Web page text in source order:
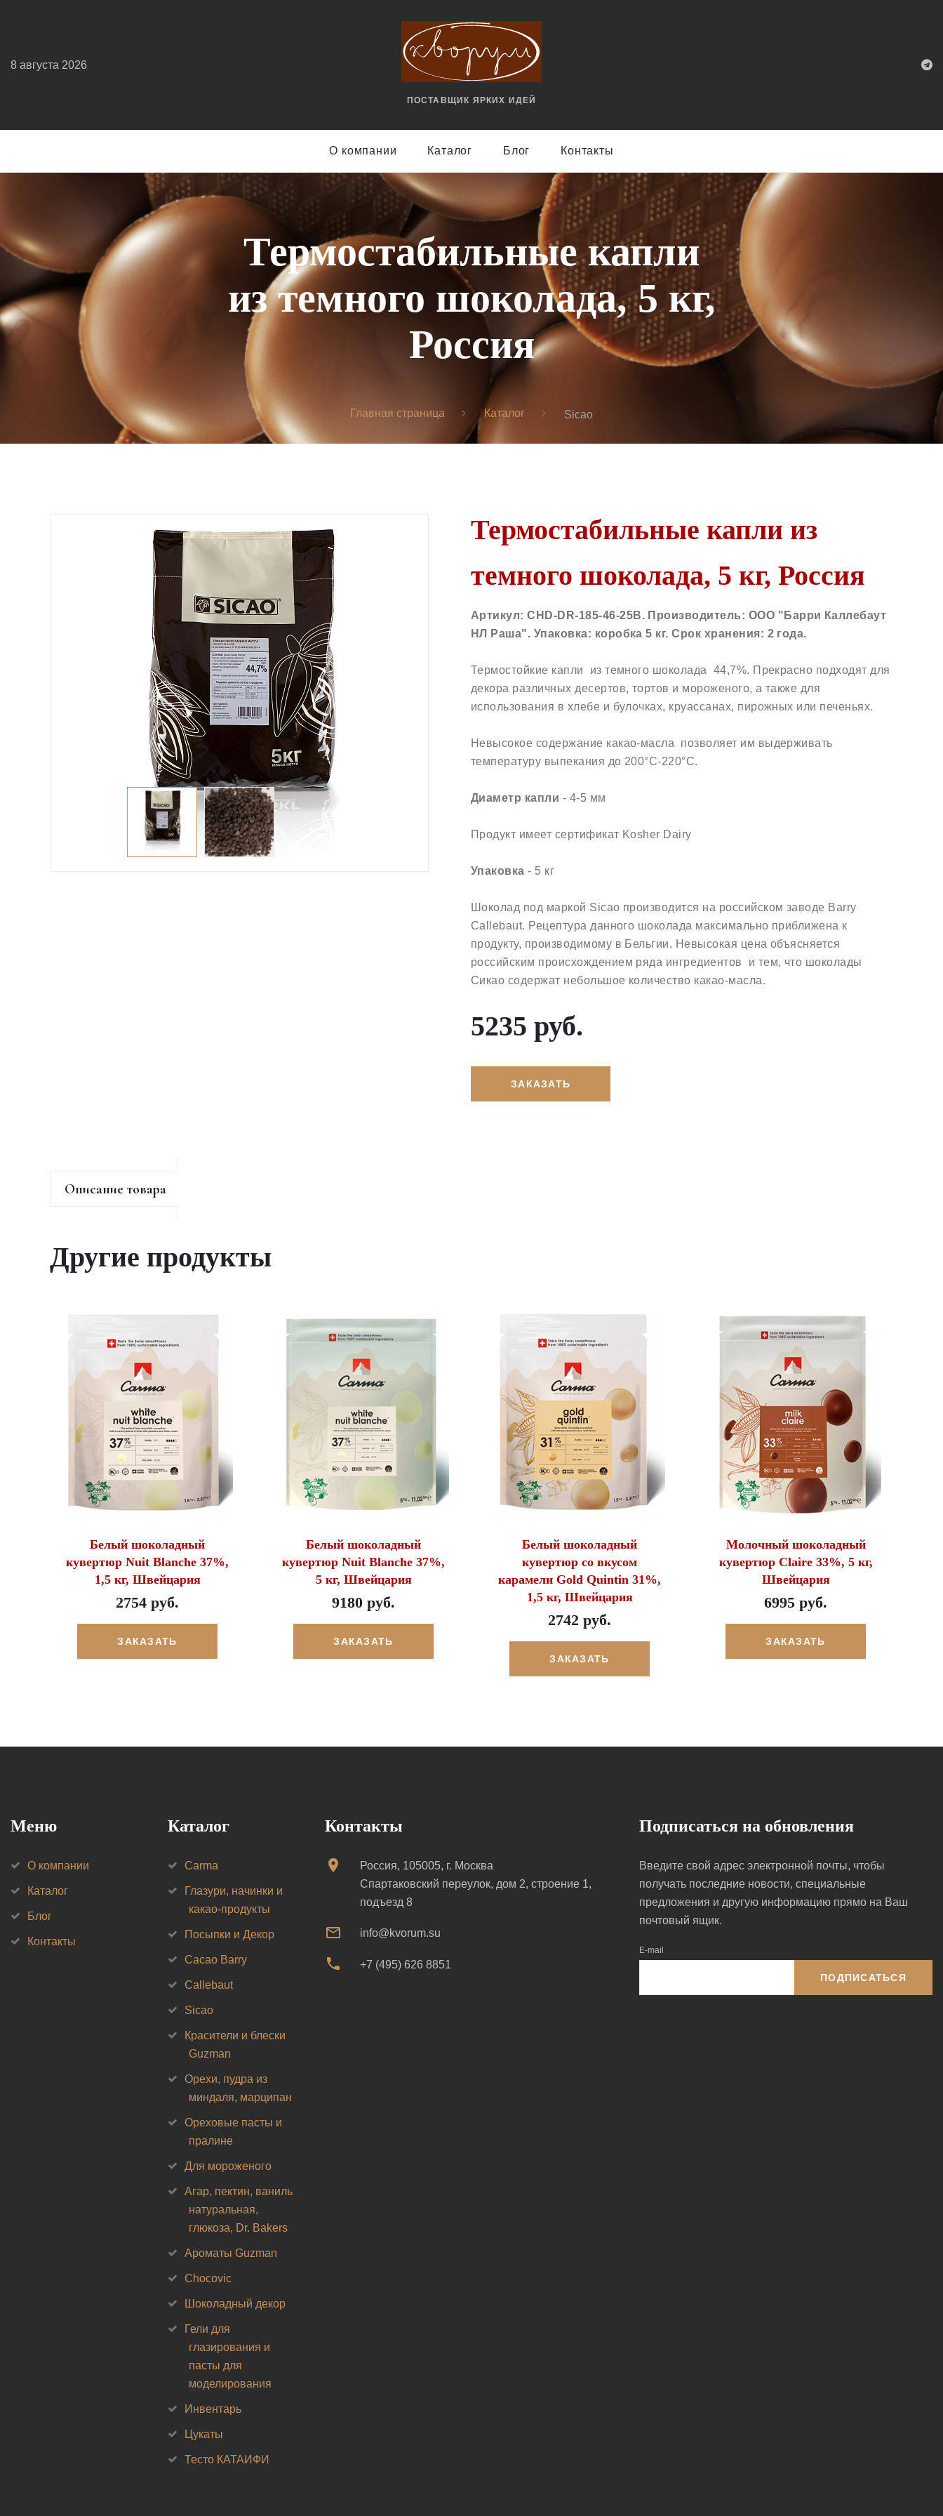
ПОСТАВЩИК ЯРКИX ИДЕЙ
8 августа 2026
О компании Каталог Блог Контакты
Термостабильные капли
из темного шоколада, 5 кг,
Россия
Главная страница Каталог Sicao
Термостабильные капли из
темного шоколада, 5 кг, Россия
Артикул:CHD-DR-185-46-25B. Производитель: ООО "Барри Каллебаут
НЛ Раша". Упаковка: коробка 5 кг. Срок хранения: 2 года.
Термостойкие капли из темного шоколада 44,7%. Прекрасно подходят для
декора различных десертов, тортов и мороженого, а также для
использования в хлебе и булочках, круассанах, пирожных или печеньях.
Невысокое содержание какао-масла позволяет им выдерживать
температуру выпекания до 200°C-220°C.
Диаметр капли - 4-5 мм
Продукт имеет сертификат Kosher Dairy
Упаковка - 5 кг
Шоколад под маркой Sicao производится на российском заводе Barry
Callebaut. Рецептура данного шоколада максимально приближена к
продукту, производимому в Бельгии. Невысокая цена объясняется
российским происхождением ряда ингредиентов и тем, что шоколады
Сикао содержат небольшое количество какао-масла.
5235 руб.
ЗАКАЗАТЬ
Описание товара
Другие продукты
Белый шоколадный
кувертюр Nuit Blanche 37%,
1,5 кг, Швейцария
2754 руб.
ЗАКАЗАТЬ
Белый шоколадный
кувертюр Nuit Blanche 37%,
5 кг, Швейцария
9180 руб.
ЗАКАЗАТЬ
Белый шоколадный
кувертюр со вкусом
карамели Gold Quintin 31%,
1,5 кг, Швейцария
2742 руб.
ЗАКАЗАТЬ
Молочный шоколадный
кувертюр Claire 33%, 5 кг,
Швейцария
6995 руб.
ЗАКАЗАТЬ
Меню
О компании
Каталог
Блог
Контакты
Каталог
Carma
Глазури, начинки и
какао-продукты
Посыпки и Декор
Cacao Barry
Callebaut
Sicao
Красители и блески
Guzman
Орехи, пудра из
миндаля, марципан
Ореховые пасты и
пралине
Для мороженого
Агар, пектин, ваниль
натуральная,
глюкоза, Dr. Bakers
Ароматы Guzman
Chocovic
Шоколадный декор
Гели для
глазирования и
пасты для
моделирования
Инвентарь
Цукаты
Тесто КАТАИФИ
Контакты
Россия, 105005, г. Москва
Спартаковский переулок, дом 2, строение 1,
подъезд 8
info@kvorum.su
+7 (495) 626 8851
Подписаться на обновления
Введите свой адрес электронной почты, чтобы
получать последние новости, специальные
предложения и другую информацию прямо на Ваш
почтовый ящик.
E-mail
ПОДПИСАТЬСЯ